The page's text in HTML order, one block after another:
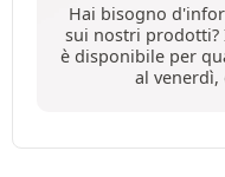
Hai bisogno
sui nostri
è disponibile per
al venerdì,